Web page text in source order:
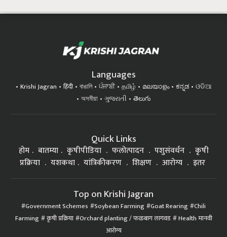
Languages
Krishi Jagran हिंदी বাঙালি ਪੰਜਾਬੀ தமிழ் മലയാളം ಕನ್ನಡ
ଓଡିଆ
অসমীয়া
ગુજરાતી తెలుగు
Quick Links
होम बातम्या कृषीपीडिया फलोत्पादन पशुसंवर्धन
कृषी
प्रक्रिया
यशकथा यांत्रिकीकरण शिक्षण आरोग्य इतर
Top on Krishi Jagran
Government Schemes Soybean Farming Goat Rearing Chili
Farming कृषी प्रक्रिया Orchard planting / फळबाग लागवड Health मानवी
आरोग्य